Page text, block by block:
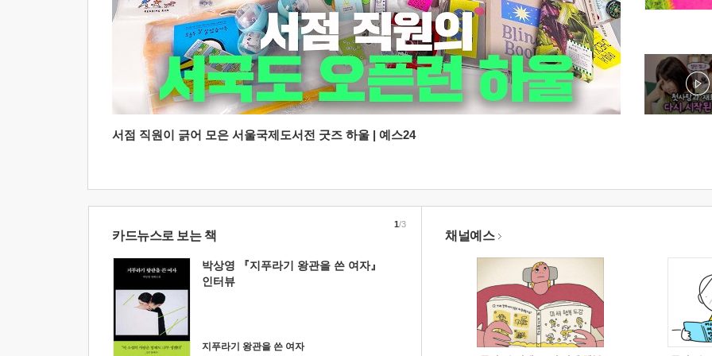
서점 직원이 긁어 모은 서울국제도서전 굿즈 하울 | 예스24
카드뉴스로 보는 책
박상영 『지푸라기 왕관을 쓴 여자』
인터뷰
지푸라기 왕관을 쓴 여자
1/3
채널예스